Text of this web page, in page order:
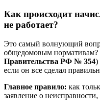
Как происходит
не работает?
Это самый волнующий
общедомовым нормативам?
Правительства РФ № 354)
если он все сделал
Главное правило: как
заявление о